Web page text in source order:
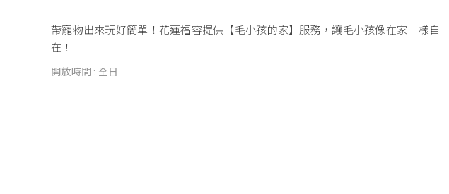
帶寵物出來玩好簡單！花蓮福容提供【毛小孩的家】服務，讓毛小孩像在家一樣自
在！
開放時間 : 全日